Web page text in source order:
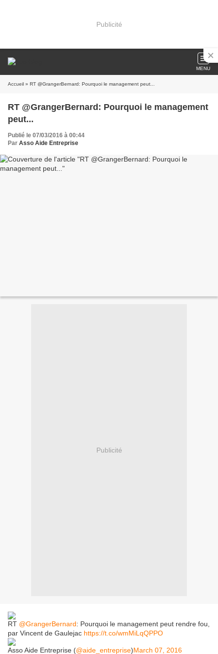
Publicité
MENU
Accueil » RT @GrangerBernard: Pourquoi le management peut...
RT @GrangerBernard: Pourquoi le management
peut...
Publié le 07/03/2016 à 00:44
Par Asso Aide Entreprise
Publicité
RT @GrangerBernard: Pourquoi le management peut rendre fou,
par Vincent de Gaulejac https://t.co/wmMiLqQPPO
Asso Aide Entreprise (@aide_entreprise)March 07, 2016